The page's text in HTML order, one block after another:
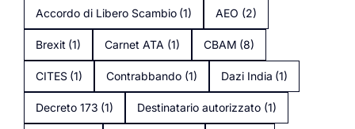
Accordo di Libero Scambio (1) AEO (2)
Brexit (1) Carnet ATA (1) CBAM (8)
CITES (1) Contrabbando (1) Dazi India (1)
Decreto 173 (1) Destinatario autorizzato (1)